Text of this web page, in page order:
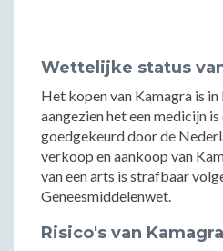
Wettelijke status
Het kopen van Kamagra is
aangezien het een medicijn
goedgekeurd door de
verkoop en aankoop van
van een arts is strafbaar
Geneesmiddelenwet.
Risico's van